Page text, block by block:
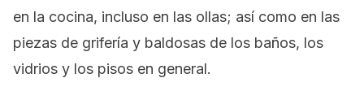
en la cocina, incluso en las ollas; así como en las
piezas de grifería y baldosas de los baños, los
vidrios y los pisos en general.